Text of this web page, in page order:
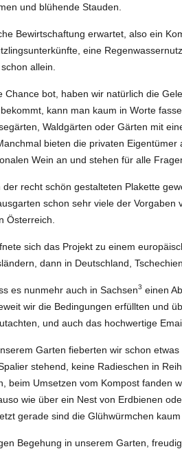
und blühende Stauden.
Bewirtschaftung erwartet, also ein
eine
allein.
Chance bot, haben wir natürlich die
kann man kaum in Worte
Waldgärten oder Gärten mit
bieten die privaten
Wein an und stehen für alle
recht schön gestalteten Plakette
schon sehr viele der Vorgaben
Österreich.
sich das Projekt zu einem
dann in Deutschland,
es nunmehr auch in Sachsen3 einen
wir die Bedingungen erfüllten und
und auch das hochwertige
Garten fieberten wir schon
stehend, keine Radieschen in
beim Umsetzen vom Kompost fanden
wie über ein Nest von Erdbienen
gerade sind die Glühwürmchen kaum
Begehung in unserem Garten,